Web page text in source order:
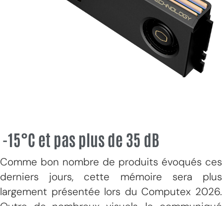
-15°C et pas plus de 35 dB
Comme bon nombre de produits évoqués ces
derniers jours, cette mémoire sera plus
largement présentée lors du Computex 2026.